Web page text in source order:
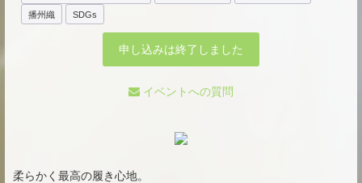
播州織 SDGs
申し込みは終了しました
イベントへの質問
柔らかく最高の履き心地。